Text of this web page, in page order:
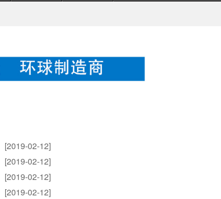
[2019-02-12]
[2019-02-12]
[2019-02-12]
[2019-02-12]